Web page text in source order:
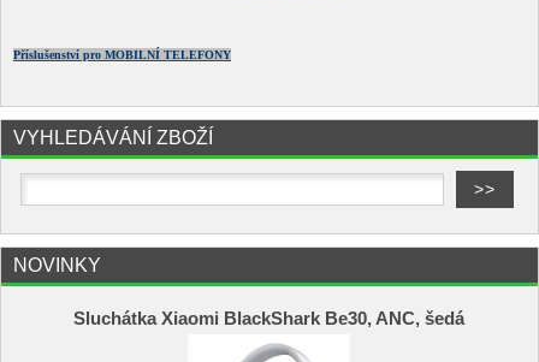
Příslušenství pro MOBILNÍ TELEFONY
VYHLEDÁVÁNÍ ZBOŽÍ
NOVINKY
Sluchátka Xiaomi BlackShark Be30, ANC, šedá